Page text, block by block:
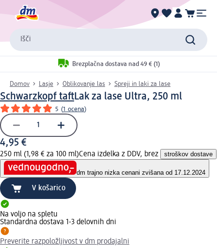
Išči
Brezplačna dostava nad 49 € (1)
Domov Lasje Oblikovanje las Spreji in laki za lase
Schwarzkopf taftLak za lase Ultra, 250 ml
5 (1 ocena)
4,95 €
250 ml (1,98 € za 100 ml)Cena izdelka z DDV, brez stroškov dostave
dm trajno nizka cenani zvišana od 17.12.2024
V košarico
Na voljo na spletu
Standardna dostava 1-3 delovnih dni
Preverite razpoložljivost v dm prodajalni